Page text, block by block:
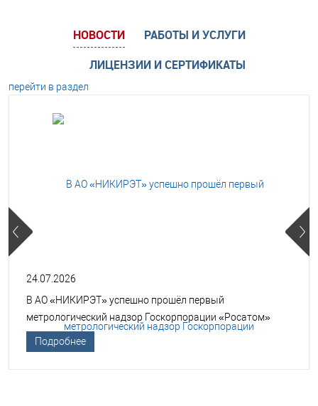
НОВОСТИ
РАБОТЫ И УСЛУГИ
ЛИЦЕНЗИИ И СЕРТИФИКАТЫ
перейти в раздел
24.07.2026
В АО «НИКИРЭТ» успешно прошёл первый
метрологический надзор Госкорпорации «Росатом»
Подробнее